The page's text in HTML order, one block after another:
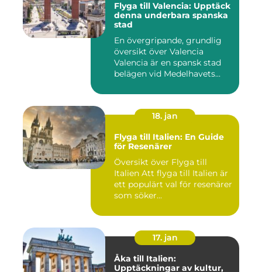
Flyga till Valencia: Upptäck
denna underbara spanska
stad
En övergripande, grundlig
översikt över Valencia
Valencia är en spansk stad
belägen vid Medelhavets...
18. jan
Flyga till Italien: En Guide
för Resenärer
Översikt över Flyga till
Italien Att flyga till Italien är
ett populärt val för resenärer
som söker...
17. jan
Åka till Italien:
Upptäckningar av kultur,